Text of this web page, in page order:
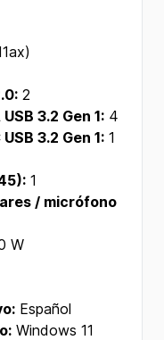
2
3.2 Gen 1: 4
3.2 Gen 1: 1
1
/ micrófono
W
Español
Windows 11